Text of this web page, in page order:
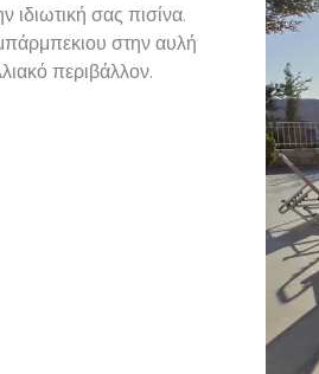
σας πισίνα.
στην αυλή
περιβάλλον.